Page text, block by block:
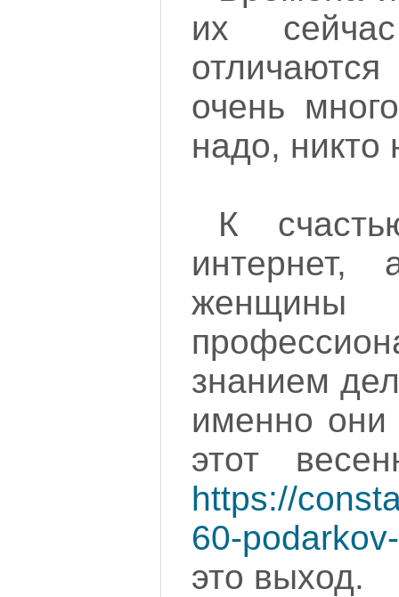
их
очень
надо, никто
К
знанием
именно они
этот
https://
60-
это выход.